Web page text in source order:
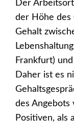
Der
der Höhe des
Gehalt
Frankfurt)
Daher ist es
des
Positiven, als